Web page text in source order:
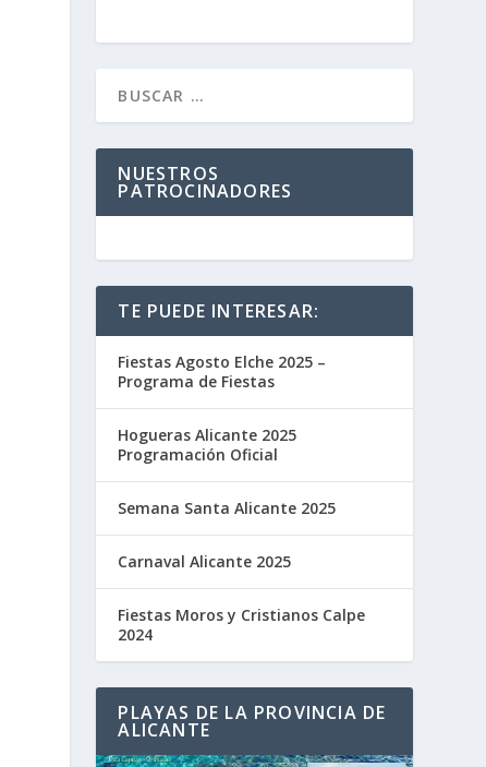
NUESTROS
PATROCINADORES
TE PUEDE INTERESAR:
Fiestas Agosto Elche 2025 –
Programa de Fiestas
Hogueras Alicante 2025
Programación Oficial
Semana Santa Alicante 2025
Carnaval Alicante 2025
Fiestas Moros y Cristianos Calpe
2024
PLAYAS DE LA PROVINCIA DE
ALICANTE